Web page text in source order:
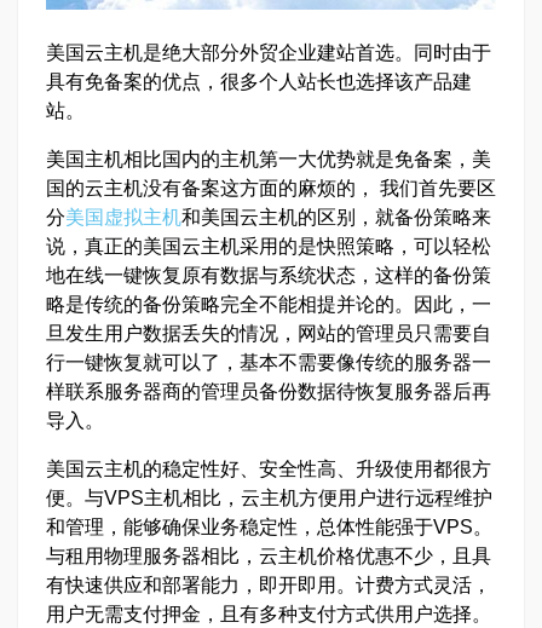
美国云主机是绝大部分外贸企业建站首选。同时由于
具有免备案的优点，很多个人站长也选择该产品建
站。
美国主机相比国内的主机第一大优势就是免备案，美
国的云主机没有备案这方面的麻烦的， 我们首先要区
分美国虚拟主机和美国云主机的区别，就备份策略来
说，真正的美国云主机采用的是快照策略，可以轻松
地在线一键恢复原有数据与系统状态，这样的备份策
略是传统的备份策略完全不能相提并论的。因此，一
旦发生用户数据丢失的情况，网站的管理员只需要自
行一键恢复就可以了，基本不需要像传统的服务器一
样联系服务器商的管理员备份数据待恢复服务器后再
导入。
美国云主机的稳定性好、安全性高、升级使用都很方
便。与VPS主机相比，云主机方便用户进行远程维护
和管理，能够确保业务稳定性，总体性能强于VPS。
与租用物理服务器相比，云主机价格优惠不少，且具
有快速供应和部署能力，即开即用。计费方式灵活，
用户无需支付押金，且有多种支付方式供用户选择。